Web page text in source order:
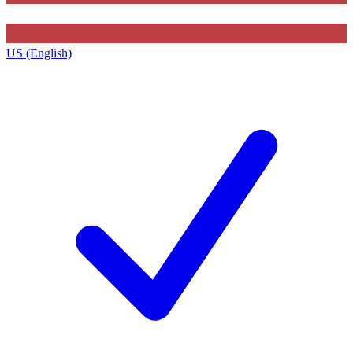
US (English)